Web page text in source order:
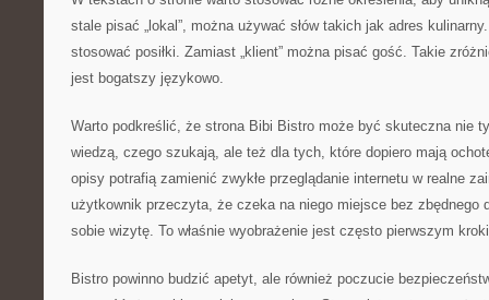
stale pisać „lokal”, można używać słów takich jak adres
stosować posiłki. Zamiast „klient” można pisać gość. Takie
jest bogatszy językowo.
Warto podkreślić, że strona Bibi Bistro może być skuteczna nie
wiedzą, czego szukają, ale też dla tych, które dopiero mają
opisy potrafią zamienić zwykłe przeglądanie internetu w realne
użytkownik przeczyta, że czeka na niego miejsce bez zbędnego
sobie wizytę. To właśnie wyobrażenie jest często pierwszym
Bistro powinno budzić apetyt, ale również poczucie